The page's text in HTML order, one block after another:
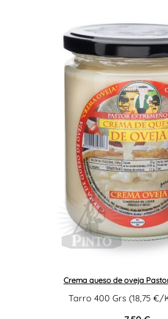
Crema queso de oveja
Tarro 400 Grs (18,75 €/